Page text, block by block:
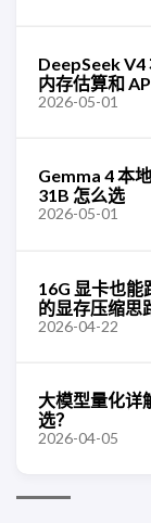
DeepSeek V4
内存估算和
2026-05-01
Gemma 4 本
31B 怎么选
2026-05-01
16G 显卡也能
的显存压缩思
2026-04-22
大模型量化详
选？
2026-04-05